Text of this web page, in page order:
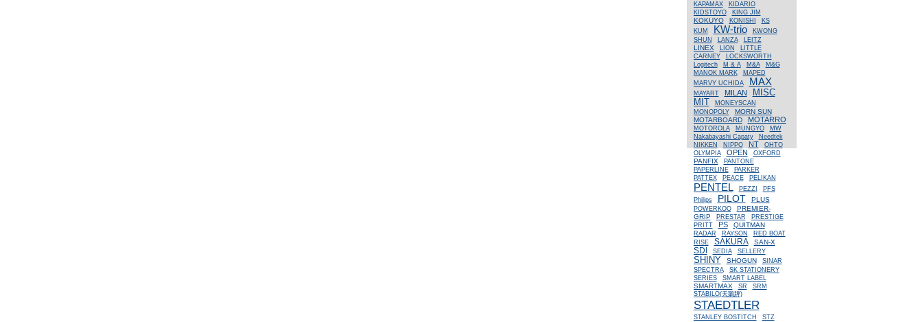
KAPAMAX
KIDARIO
KIDSTOYO
KING JIM
KOKUYO KONISHI
KS
KUM
KW-trio
KWONG
SHUN
LANZA LEITZ
LINEX LION
LITTLE
CARNEY
LOCKSWORTH
Logitech
M & A M&A
M&G
MANOK MARK
MAPED
MARVY UCHIDA
MAX
MAYART MILAN MISC
MIT
MONEYSCAN
MONOPOLY
MORN SUN
MOTARBOARD
MOTARRO
MOTOROLA MUNGYO
MW
Nakabayashi Capaty
Needtek
NIKKEN
NIPPO NT
OHTO
OLYMPIA
OPEN OXFORD
PANFIX
PANTONE
PAPERLINE
PARKER
PATTEX
PEACE PELIKAN
PENTEL PEZZI
PFS
Philips
PILOT PLUS
POWERKOO
PREMIER-
GRIP
PRESTAR
PRESTIGE
PRITT
PS QUITMAN
RADAR RAYSON
RED BOAT
RISE
SAKURA SAN-X
SDI SEDIA SELLERY
SHINY SHOGUN
SINAR
SPECTRA
SK STATIONERY
SERIES
SMART LABEL
SMARTMAX SR
SRM
STABILO(天鵝牌)
STAEDTLER
STANLEY BOSTITCH STZ